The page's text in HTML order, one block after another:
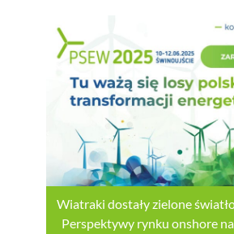
Wiatraki dostały zielone
Perspektywy rynku onshore